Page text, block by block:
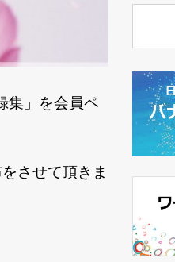
集」を会員ペ
させて頂きま